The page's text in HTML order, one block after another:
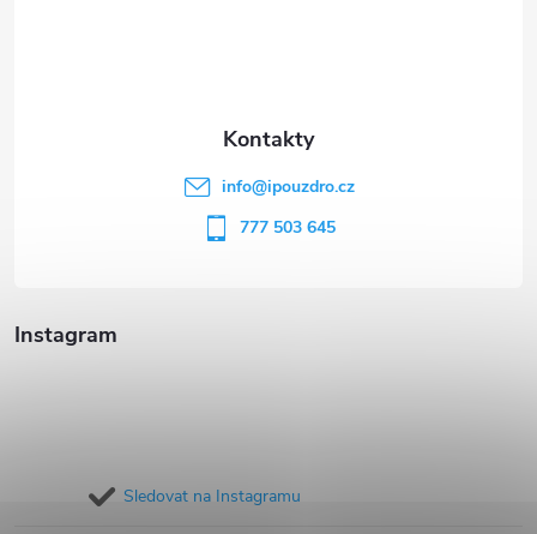
Instagram
Sledovat na Instagramu
info@ipouzdro.cz
777 503 645